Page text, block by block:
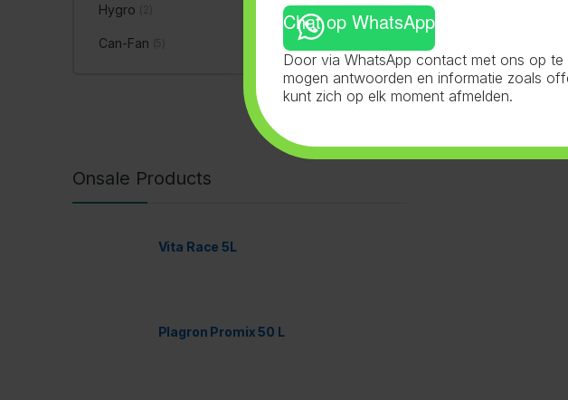
Fan Controllers
Hygro
Can-Fan
Onsale Products
Vita Race 5L
Plagron Promix 50 L
Chat op WhatsApp
Door via WhatsApp contact met ons op
mogen antwoorden en informatie zoals
kunt zich op elk moment afmelden.